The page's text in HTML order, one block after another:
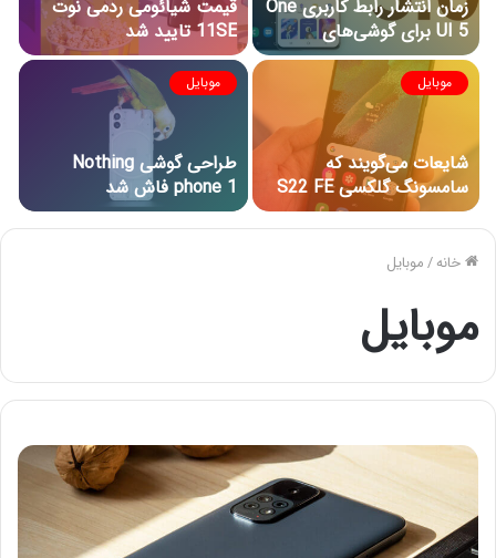
زمان انتشار رابط کاربری One
UI 5 برای گوشی‌های
سامسونگ مشخص شد
قیمت شیائومی ردمی نوت
11SE تایید شد
موبایل
شایعات می‌گویند که
سامسونگ گلکسی S22 FE
وجود نخواهد داشت
موبایل
طراحی گوشی Nothing
phone 1 فاش شد
خانه/موبایل
موبایل